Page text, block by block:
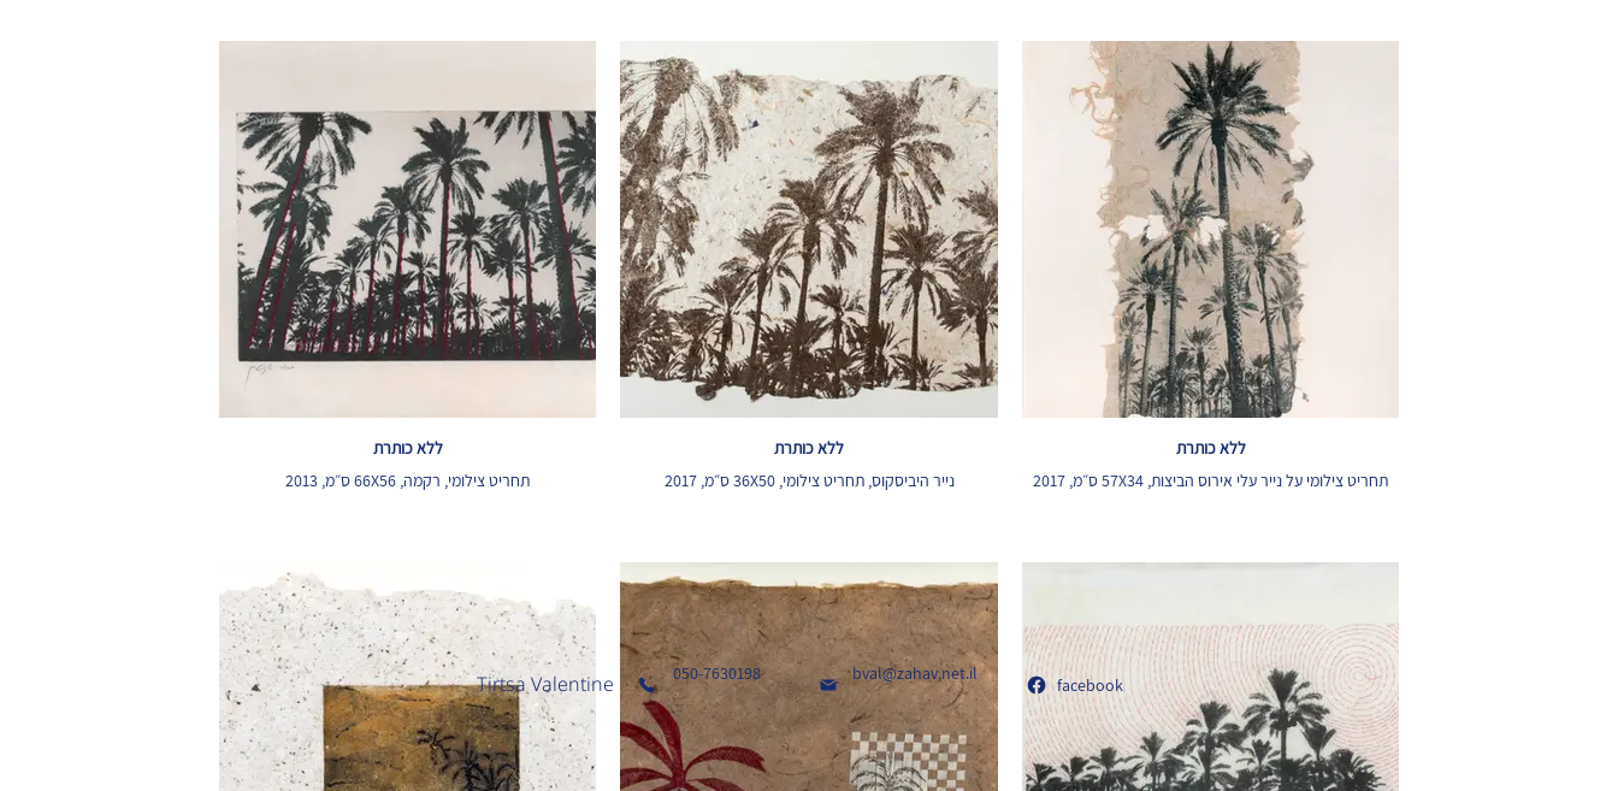
ללא כותרת
תחריט צילומי על נייר עלי אירוס הביצות, 57X34 ס״מ, 2017
ללא כותרת
נייר היביסקוס, תחריט צילומי, 36X50 ס״מ, 2017
ללא כותרת
תחריט צילומי, רקמה, 66X56 ס״מ, 2013
Tirtsa Valentine 050-7630198 bval@zahav.net.il
facebook